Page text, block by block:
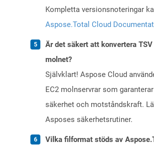
Kompletta versionsnoteringar
Aspose.Total Cloud
Är det säkert att konvertera TSV
molnet?
Självklart! Aspose Cloud
EC2 molnservrar som
säkerhet och motståndskraft.
Asposes säkerhetsrutiner.
Vilka filformat stöds av